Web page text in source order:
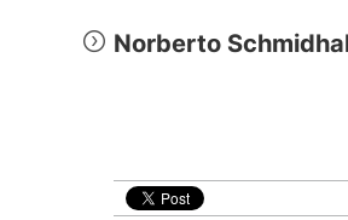
Norberto